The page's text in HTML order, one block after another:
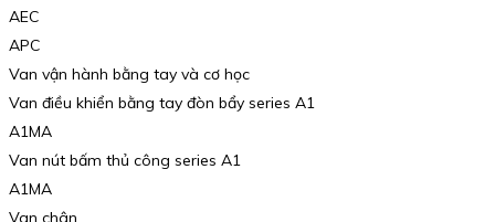
AEC
APC
Van vận hành bằng tay và cơ học
Van điều khiển bằng tay đòn bẩy series A1
A1MA
Van nút bấm thủ công series A1
A1MA
Van chân